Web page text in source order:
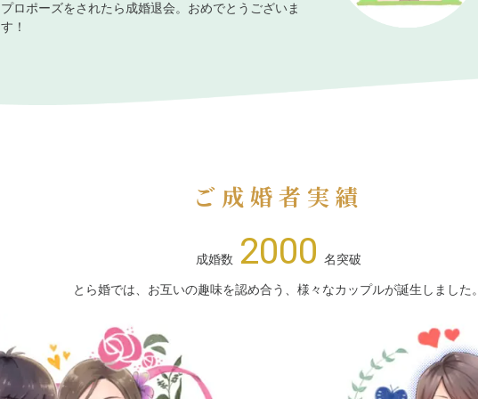
プロポーズをされたら成婚退会。おめでとうございま
す！
ご成婚者実績
成婚数 2000 名突破
とら婚では、お互いの趣味を認め合う、様々なカップルが誕生しました